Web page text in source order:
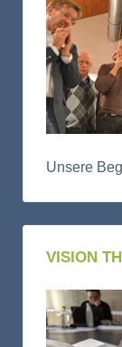
Unsere
VISION